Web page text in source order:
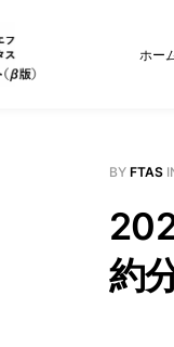
ホー
BY FTAS
約